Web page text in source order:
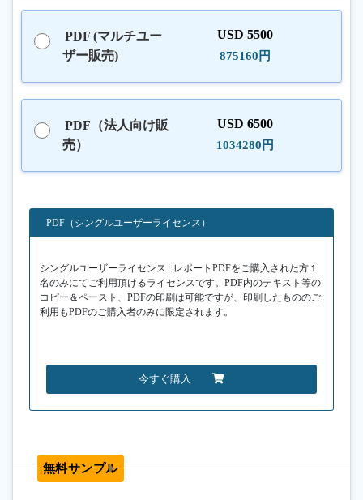
PDF (マルチユー
ザー販売)
USD 5500
875160円
PDF（法人向け販
売）
USD 6500
1034280円
PDF（シングルユーザーライセンス）
シングルユーザーライセンス : レポートPDFをご購入された方１
名のみにてご利用頂けるライセンスです。PDF内のテキスト等の
コピー＆ペースト、PDFの印刷は可能ですが、印刷したもののご
利用もPDFのご購入者のみに限定されます。
今すぐ購入
無料サンプル